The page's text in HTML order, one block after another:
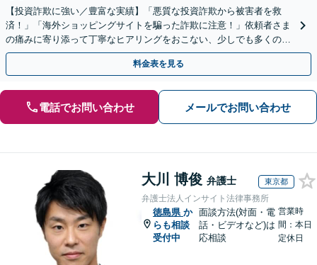
【投資詐欺に強い／豊富な実績】「悪質な投資詐欺から被害者を救
済！」「海外ショッピングサイトを騙った詐欺に注意！」依頼者さま
の痛みに寄り添って丁寧なヒアリングをおこない、少しでも多くの返
金が得られるよう尽力します！
料金表を見る
電話でお問い合わせ メールでお問い合わせ
大川 博俊 弁護士 東京都
弁護士法人インサイト法律事務所
徳島県 か
らも相談
受付中
面談方法(対面・電
話・ビデオなど)は
応相談
営業時
間：本日
定休日